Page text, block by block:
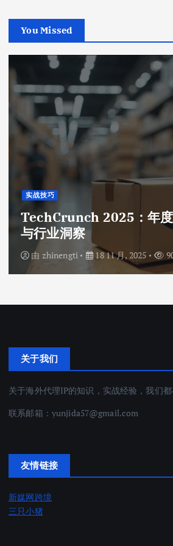
You Missed
实战技巧
TechCrunch 2025：年
与行业洞察
由 zhinengti 18 11 月, 2025
关于我们
关于海外代理IP的知识，实战经验，我们都
联系邮箱： yunjida57@gmail.com
友情链接
新媒网跨境
三只小猪